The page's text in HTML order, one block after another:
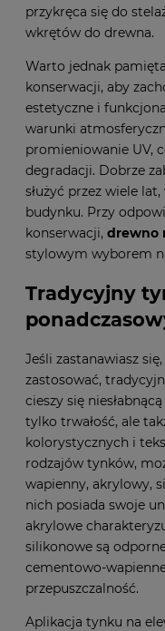
przykręca się do
wkrętów do drewna.
Warto jednak
konserwacji, aby
estetyczne i
warunki
promieniowanie UV,
degradacji. Dobrze
służyć przez wiele
budynku. Przy
konserwacji, drewno
stylowym wyborem
Tradycyjny
Jeśli zastanawiasz się,
zastosować,
cieszy się
tylko trwałość, ale
kolorystycznych i
rodzajów tynków,
wapienny, akrylowy,
nich posiada swoje
akrylowe
silikonowe są
cementowo-
przepuszczalność.
Aplikacja tynku na